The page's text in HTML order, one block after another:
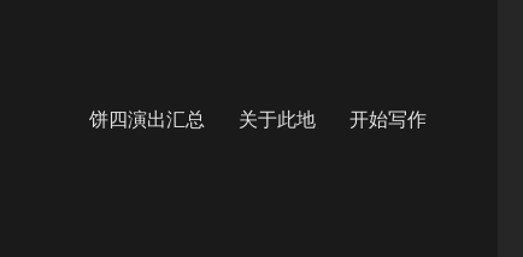
饼四演出汇总 关于此地 开始写作